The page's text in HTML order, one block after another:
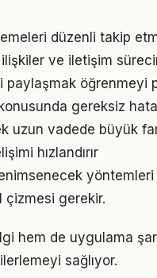
düzenli takip
ve iletişim
öğrenmeyi
gereksiz
uzun vadede büyük
hızlandırır
çizmesi gerekir.
hem de uygulama
sağlıyor.